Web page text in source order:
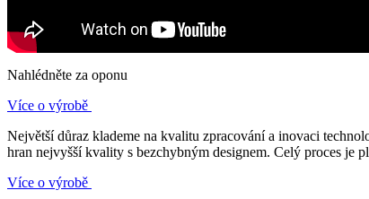
Nahlédněte za oponu
Více o výrobě
Největší důraz klademe na kvalitu zpracování a inovaci
hran nejvyšší kvality s bezchybným designem. Celý proces je
Více o výrobě